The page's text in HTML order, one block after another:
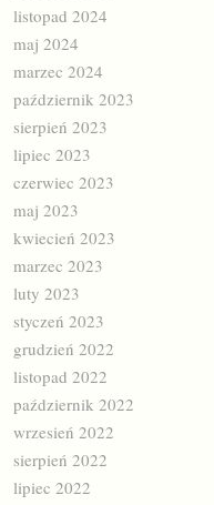
listopad 2024
maj 2024
marzec 2024
październik 2023
sierpień 2023
lipiec 2023
czerwiec 2023
maj 2023
kwiecień 2023
marzec 2023
luty 2023
styczeń 2023
grudzień 2022
listopad 2022
październik 2022
wrzesień 2022
sierpień 2022
lipiec 2022